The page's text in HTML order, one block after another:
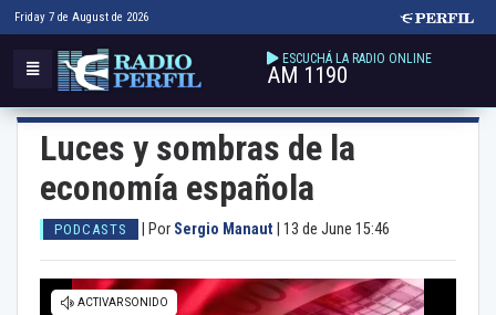
Friday 7 de August de 2026
ESCUCHÁ LA RADIO ONLINE
AM 1190
Luces y sombras de la
economía española
PODCASTS Por Sergio Manaut 13 de June 15:46